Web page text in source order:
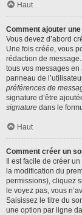
Haut
Comment ajouter
Vous devez d’abord
Une fois créée, vous
rédaction de
tous vos messages en
panneau de
préférences de
signature d’être
signature dans le
Haut
Comment créer un
Il est facile de créer
la modification du
permissions), cliquez
le voyez pas, vous
Saisissez le titre du
une option par ligne